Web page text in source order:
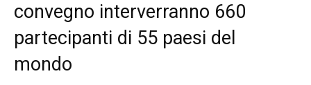
convegno interverranno 660
partecipanti di 55 paesi del
mondo